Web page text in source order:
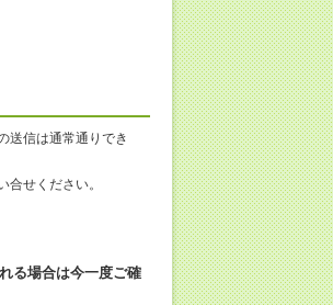
送信は通常通りでき
せください。
る場合は今一度ご確